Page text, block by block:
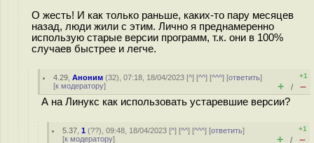
О жесть! И как только раньше, каких-то пару месяцев
назад, люди жили с этим. Лично я преднамеренно
использую старые версии программ, т.к. они в 100%
случаев быстрее и легче.
4.29 ,Аноним (32), 07:18, 18/04/2023 [^] [^^] [^^^] [ответить]
[к модератору]
+1
+ / –
А на Линукс как использовать устаревшие версии?
5.37 ,1 (??), 09:48, 18/04/2023 [^] [^^] [^^^] [ответить]
[к модератору]
+1
+ / –